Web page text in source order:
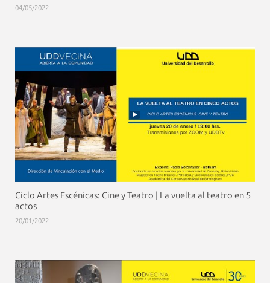
04/05/2022
Ciclo Artes Escénicas: Cine y Teatro | La vuelta al teatro en 5
actos
20/01/2022